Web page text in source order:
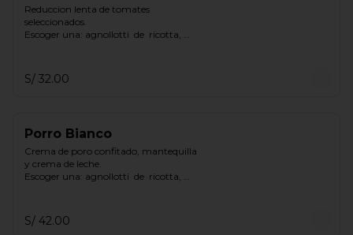
Reduccion lenta de tomates
seleccionados.
Escoger una: agnollotti  de  ricotta,
S/ 32.00
Porro Bianco
Crema de poro confitado, mantequilla
y crema de leche.
Escoger una: agnollotti  de  ricotta,
S/ 42.00